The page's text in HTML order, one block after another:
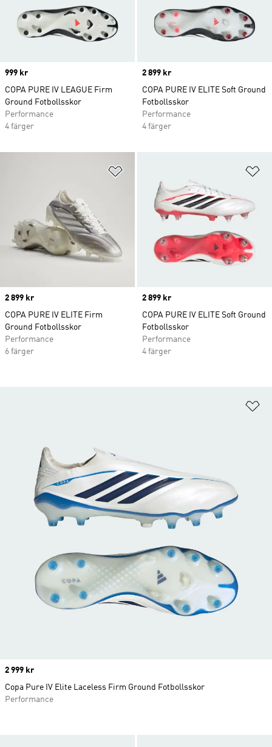
Price
999 kr
COPA PURE IV LEAGUE Firm
Ground Fotbollsskor
Performance
4 färger
Price
2 899 kr
COPA PURE IV ELITE Soft Ground
Fotbollsskor
Performance
4 färger
Price
2 899 kr
COPA PURE IV ELITE Firm
Ground Fotbollsskor
Performance
6 färger
Price
2 899 kr
COPA PURE IV ELITE Soft Ground
Fotbollsskor
Performance
4 färger
Price
2 999 kr
Copa Pure IV Elite Laceless Firm Ground Fotbollsskor
Performance